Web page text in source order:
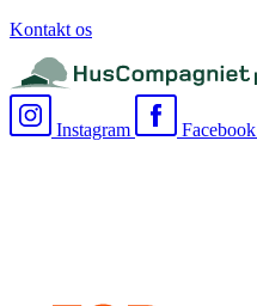
Kontakt os
Instagram Facebook